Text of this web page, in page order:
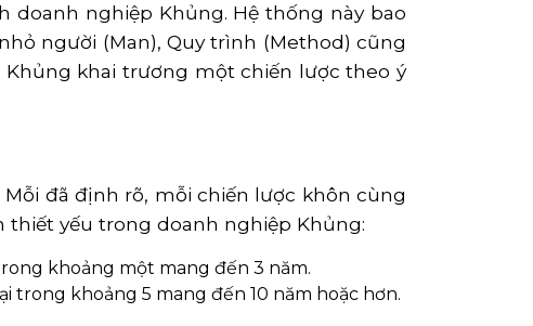
nghiệp Khủng. Hệ thống này bao
người (Man), Quy trình (Method) cũng
khai trương một chiến lược theo ý
đã định rõ, mỗi chiến lược khôn cùng
yếu trong doanh nghiệp Khủng:
khoảng một mang đến 3 năm.
trong khoảng 5 mang đến 10 năm hoặc hơn.